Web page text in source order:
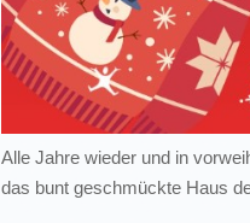
Alle Jahre wieder und in
das bunt geschmückte Haus